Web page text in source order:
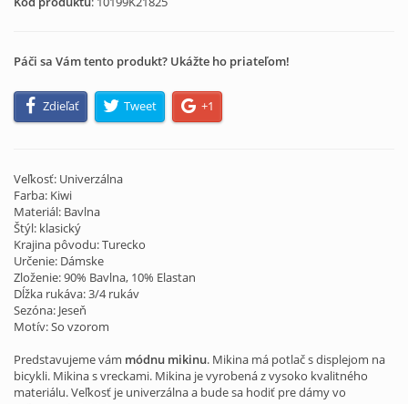
Páči sa Vám tento produkt? Ukážte ho priateľom!
Zdieľať Tweet +1
Veľkosť: Univerzálna
Farba: Kiwi
Materiál: Bavlna
Štýl: klasický
Krajina pôvodu: Turecko
Určenie: Dámske
Zloženie: 90% Bavlna, 10% Elastan
Dĺžka rukáva: 3/4 rukáv
Sezóna: Jeseň
Motív: So vzorom
Predstavujeme vám módnu mikinu. Mikina má potlač s displejom na
bicykli. Mikina s vreckami. Mikina je vyrobená z vysoko kvalitného
materiálu. Veľkosť je univerzálna a bude sa hodiť pre dámy vo